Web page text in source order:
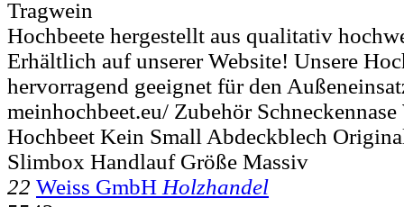
Tragwein
Hochbeete hergestellt aus qualitativ
Erhältlich auf unserer Website! Unsere
hervorragend geeignet für den
meinhochbeet.eu/ Zubehör
Hochbeet Kein Small Abdeckblech
Slimbox Handlauf Größe Massiv
22 Weiss GmbH Holzhandel